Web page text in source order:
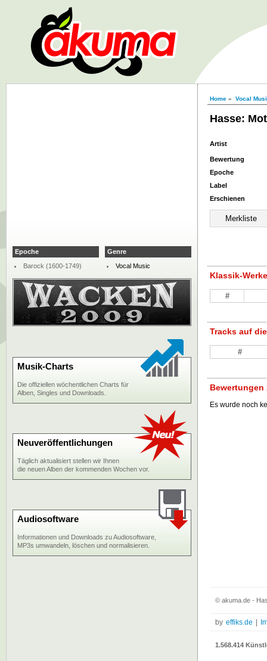
Home » Vocal
Hasse:
Artist
Bewertung
Epoche
Label
Erschienen
Klassik-
#
Tracks auf
#
Es wurde noch
Epoche
Barock (1600-1749)
Genre
Vocal Music
Musik-Charts
Die offiziellen wöchentlichen Charts für
Alben, Singles und Downloads.
Neuveröffentlichungen
Täglich aktualisiert stellen wir Ihnen
die neuen Alben der kommenden Wochen vor.
Audiosoftware
Informationen und Downloads zu Audiosoftware,
MP3s umwandeln, löschen und normalisieren.
© akuma.de -
by effiks.de
1.568.414